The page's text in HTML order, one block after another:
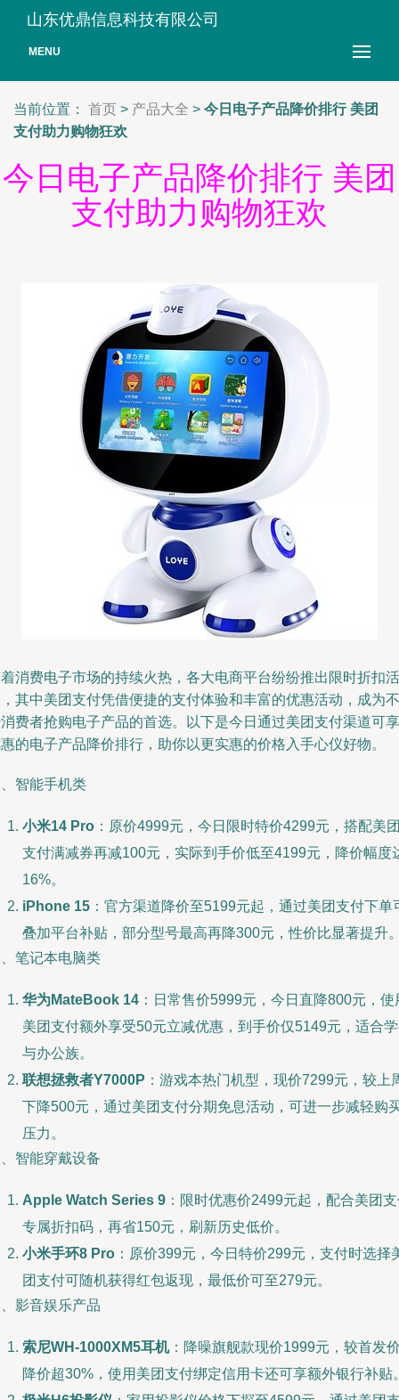
山东优鼎信息科技有限公司
MENU
当前位置： 首页 > 产品大全 > 今日电子产品降价排行 美团
支付助力购物狂欢
今日电子产品降价排行 美团
支付助力购物狂欢
消费电子市场的持续火热，各大电商平台纷纷推出限时折扣活
其中美团支付凭借便捷的支付体验和丰富的优惠活动，成为不
费者抢购电子产品的首选。以下是今日通过美团支付渠道可享
的电子产品降价排行，助你以更实惠的价格入手心仪好物。
智能手机类
小米14 Pro ：原价4999元，今日限时特价4299元，搭配美
支付满减券再减100元，实际到手价低至4199元，降价幅度
16%。
iPhone 15 ：官方渠道降价至5199元起，通过美团支付下单
叠加平台补贴，部分型号最高再降300元，性价比显著提升
笔记本电脑类
华为MateBook 14 ：日常售价5999元，今日直降800元，使
美团支付额外享受50元立减优惠，到手价仅5149元，适合
与办公族。
联想拯救者Y7000P ：游戏本热门机型，现价7299元，较上
下降500元，通过美团支付分期免息活动，可进一步减轻购
压力。
智能穿戴设备
Apple Watch Series 9 ：限时优惠价2499元起，配合美团
专属折扣码，再省150元，刷新历史低价。
小米手环8 Pro ：原价399元，今日特价299元，支付时选择
团支付可随机获得红包返现，最低价可至279元。
影音娱乐产品
索尼WH-1000XM5耳机：降噪旗舰款现价1999元，较首发
降价超30%，使用美团支付绑定信用卡还可享额外银行补贴